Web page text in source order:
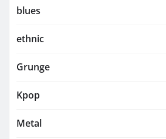
blues
ethnic
Grunge
Kpop
Metal